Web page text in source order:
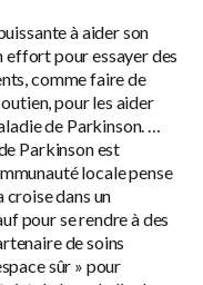
à aider son
pour essayer des
comme faire de
pour les aider
de Parkinson. …
Parkinson est
locale pense
croise dans un
pour se rendre à des
de soins
sûr » pour